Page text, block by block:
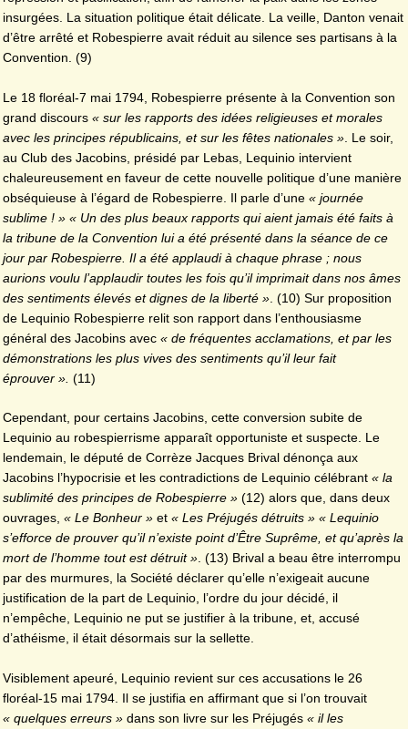
insurgées. La situation politique était délicate. La veille, Danton venait
d’être arrêté et Robespierre avait réduit au silence ses partisans à la
Convention. (9)
Le 18 floréal-7 mai 1794, Robespierre présente à la Convention son
grand discours « sur les rapports des idées religieuses et morales
avec les principes républicains, et sur les fêtes nationales » . Le soir,
au Club des Jacobins, présidé par Lebas, Lequinio intervient
chaleureusement en faveur de cette nouvelle politique d’une manière
obséquieuse à l’égard de Robespierre. Il parle d’une « journée
sublime ! » « Un des plus beaux rapports qui aient jamais été faits à
la tribune de la Convention lui a été présenté dans la séance de ce
jour par Robespierre. Il a été applaudi à chaque phrase ; nous
aurions voulu l’applaudir toutes les fois qu’il imprimait dans nos âmes
des sentiments élevés et dignes de la liberté » . (10) Sur proposition
de Lequinio Robespierre relit son rapport dans l’enthousiasme
général des Jacobins avec « de fréquentes acclamations, et par les
démonstrations les plus vives des sentiments qu’il leur fait
éprouver ». (11)
Cependant, pour certains Jacobins, cette conversion subite de
Lequinio au robespierrisme apparaît opportuniste et suspecte. Le
lendemain, le député de Corrèze Jacques Brival dénonça aux
Jacobins l’hypocrisie et les contradictions de Lequinio célébrant « la
sublimité des principes de Robespierre » (12) alors que, dans deux
ouvrages, « Le Bonheur » et « Les Préjugés détruits » « Lequinio
s’efforce de prouver qu’il n’existe point d’Être Suprême, et qu’après la
mort de l’homme tout est détruit ». (13) Brival a beau être interrompu
par des murmures, la Société déclarer qu’elle n’exigeait aucune
justification de la part de Lequinio, l’ordre du jour décidé, il
n’empêche, Lequinio ne put se justifier à la tribune, et, accusé
d’athéisme, il était désormais sur la sellette.
Visiblement apeuré, Lequinio revient sur ces accusations le 26
floréal-15 mai 1794. Il se justifia en affirmant que si l’on trouvait
« quelques erreurs » dans son livre sur les Préjugés « il les